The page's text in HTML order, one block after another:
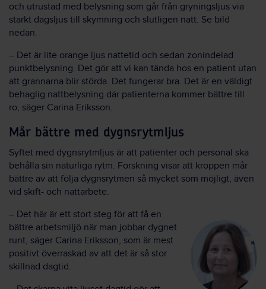
och ut­rustad med be­lysning som går från grynings­ljus via
starkt dags­ljus till skymning och slutligen natt. Se bild
nedan.
– Det är lite orange ljus natte­tid och sedan zon­indelad
punkt­belysning. Det gör att vi kan tända hos en patient utan
att grannarna blir störda. Det fungerar bra. Det är en väldigt
behaglig natt­belysning där patienterna kommer bättre till
ro, säger Carina Eriksson.
Mår bättre med dygnsrytmljus
Syftet med dygnsrytmljus är att patienter och personal ska
behålla sin naturliga rytm. Forskning visar att kroppen mår
bättre av att följa dygns­rytmen så mycket som möjligt, även
vid skift- och nattarbete.
– Det här är ett stort steg för att få en
bättre arbets­miljö när man jobbar dygnet
runt, säger Carina Eriksson, som är mest
positivt överraskad av att det är så stor
skillnad dagtid.